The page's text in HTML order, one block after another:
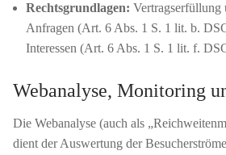
Rechtsgrundlagen: Vertragserfüllung
Anfragen (Art. 6 Abs. 1 S. 1 lit. b.
Interessen (Art. 6 Abs. 1 S. 1 lit. f.
Webanalyse, Monitoring
Die Webanalyse (auch als
dient der Auswertung der